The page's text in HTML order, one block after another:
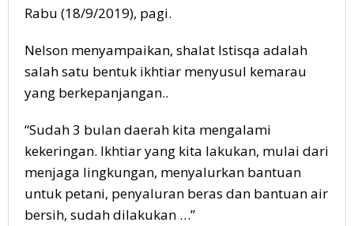
Rabu (18/9/2019), pagi.
Nelson menyampaikan, shalat Istisqa adalah
salah satu bentuk ikhtiar menyusul kemarau
yang berkepanjangan..
“Sudah 3 bulan daerah kita mengalami
kekeringan. Ikhtiar yang kita lakukan, mulai dari
menjaga lingkungan, menyalurkan bantuan
untuk petani, penyaluran beras dan bantuan air
bersih, sudah dilakukan …”